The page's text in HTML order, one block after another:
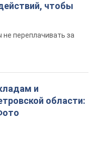
чтобы
переплачивать за
и
области: